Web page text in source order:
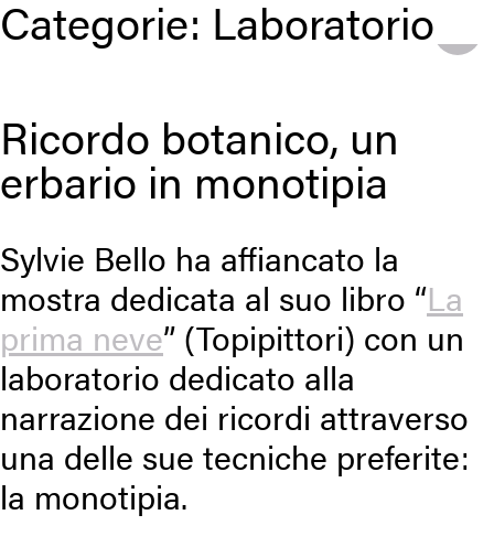
Categorie: Laboratorio
Ricordo botanico, un
erbario in monotipia
Sylvie Bello ha affiancato la
mostra dedicata al suo libro “La
prima neve” (Topipittori) con un
laboratorio dedicato alla
narrazione dei ricordi attraverso
una delle sue tecniche preferite:
la monotipia.